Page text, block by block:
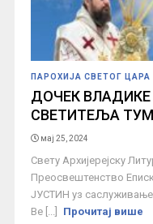
ПАРОХИЈА СВЕТОГ
ДОЧЕК
СВЕТИТЕЉА
мај 25, 2024
Свету Архијерејску
Преосвештенство
ЈУСТИН уз
Ве [...]
Прочитај више